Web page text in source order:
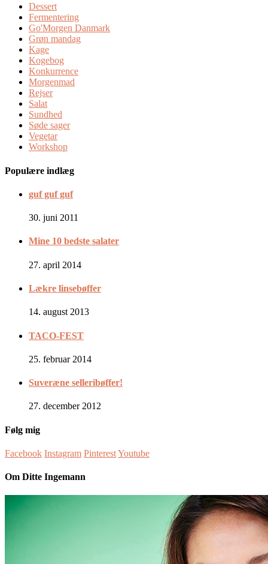
Dessert
Fermentering
Go'Morgen Danmark
Grøn mandag
Kage
Kogebog
Konkurrence
Morgenmad
Rejser
Salat
Sundhed
Søde sager
Vegetar
Workshop
Populære indlæg
guf guf guf
30. juni 2011
Mine 10 bedste salater
27. april 2014
Lækre linsebøffer
14. august 2013
TACO-FEST
25. februar 2014
Suveræne selleribøffer!
27. december 2012
Følg mig
Facebook Instagram PinterestYoutube
Om Ditte Ingemann